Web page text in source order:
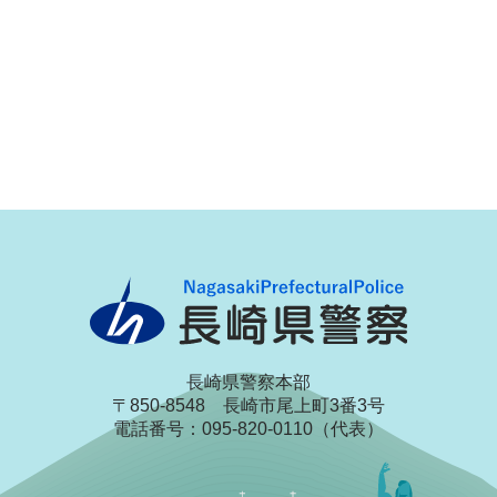
長崎県警察本部
〒850-8548 長崎市尾上町3番3号
電話番号：095-820-0110（代表）